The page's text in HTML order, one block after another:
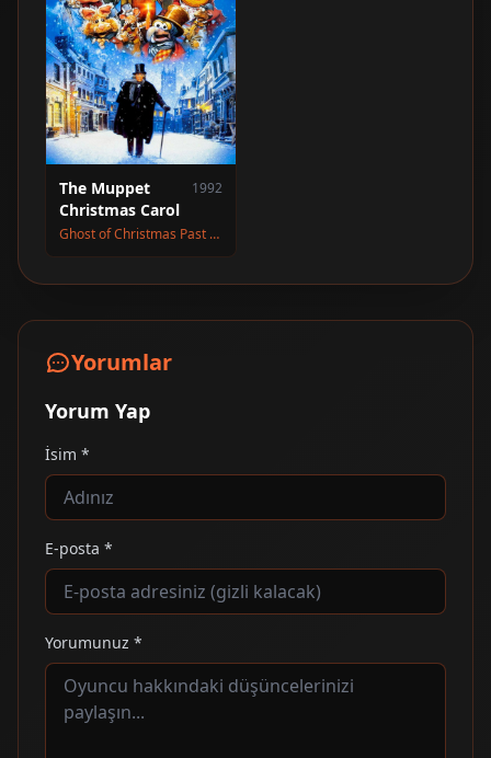
The Muppet
Christmas Carol
1992
Ghost of Christmas Past (seslendirme)
Yorumlar
Yorum Yap
İsim *
E-posta *
Yorumunuz *